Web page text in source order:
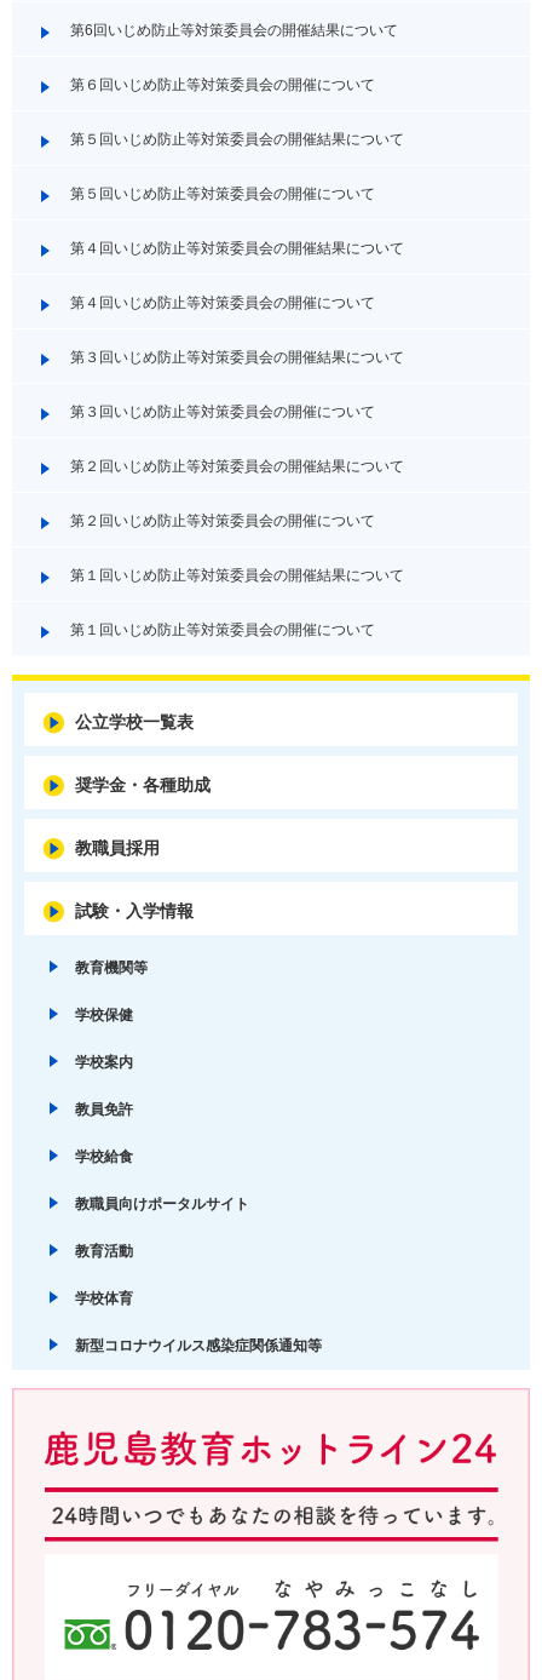
第6回いじめ防止等対策委員会の開催結果について
第６回いじめ防止等対策委員会の開催について
第５回いじめ防止等対策委員会の開催結果について
第５回いじめ防止等対策委員会の開催について
第４回いじめ防止等対策委員会の開催結果について
第４回いじめ防止等対策委員会の開催について
第３回いじめ防止等対策委員会の開催結果について
第３回いじめ防止等対策委員会の開催について
第２回いじめ防止等対策委員会の開催結果について
第２回いじめ防止等対策委員会の開催について
第１回いじめ防止等対策委員会の開催結果について
第１回いじめ防止等対策委員会の開催について
公立学校一覧表
奨学金・各種助成
教職員採用
試験・入学情報
教育機関等
学校保健
学校案内
教員免許
学校給食
教職員向けポータルサイト
教育活動
学校体育
新型コロナウイルス感染症関係通知等